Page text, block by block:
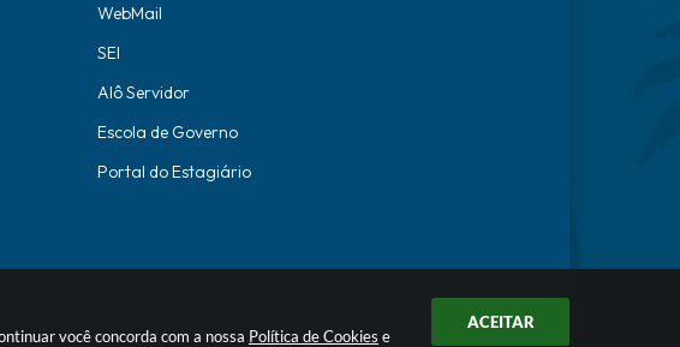
você concorda com a nossa Política de Cookies e
ACEITAR
WebMail
SEI
Alô Servidor
Escola de Governo
Portal do Estagiário